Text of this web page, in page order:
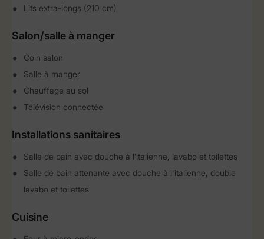
Lits extra-longs (210 cm)
Salon/salle à manger
Coin salon
Salle à manger
Chauffage au sol
Télévision connectée
Installations sanitaires
Salle de bain avec douche à l’italienne, lavabo et toilettes
Salle de bain attenante avec douche à l'italienne, double
lavabo et toilettes
Cuisine